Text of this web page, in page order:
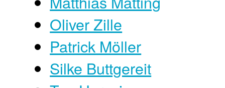
Oliver Zille
Patrick Möller
Silke Buttgereit